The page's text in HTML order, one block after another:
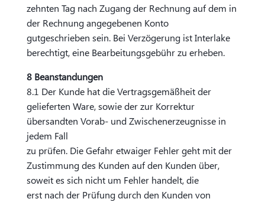
zehnten Tag nach Zugang der Rechnung auf dem in
der Rechnung angegebenen Konto
gutgeschrieben sein. Bei Verzögerung ist Interlake
berechtigt, eine Bearbeitungsgebühr zu erheben.
8 Beanstandungen
8.1 Der Kunde hat die Vertragsgemäßheit der
gelieferten Ware, sowie der zur Korrektur
übersandten Vorab- und Zwischenerzeugnisse in
jedem Fall
zu prüfen. Die Gefahr etwaiger Fehler geht mit der
Zustimmung des Kunden auf den Kunden über,
soweit es sich nicht um Fehler handelt, die
erst nach der Prüfung durch den Kunden von